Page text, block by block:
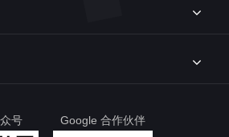
号 Google 合作伙伴